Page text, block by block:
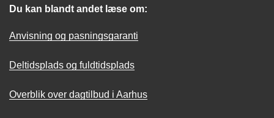
Du kan blandt andet læse om:
Anvisning og pasningsgaranti
Deltidsplads og fuldtidsplads
Overblik over dagtilbud i Aarhus